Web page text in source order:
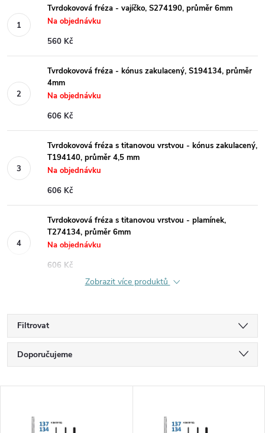
Tvrdokovová fréza - vajíčko, S274190, průměr 6mm
Na objednávku
560 Kč
Tvrdokovová fréza - kónus zakulacený, S194134, průměr
4mm
Na objednávku
606 Kč
Tvrdokovová fréza s titanovou vrstvou - kónus zakulacený,
T194140, průměr 4,5 mm
Na objednávku
606 Kč
Tvrdokovová fréza s titanovou vrstvou - plamínek,
T274134, průměr 6mm
Na objednávku
606 Kč
Zobrazit více produktů
Filtrovat
Ř
a
Doporučujeme
Nejprodávanější